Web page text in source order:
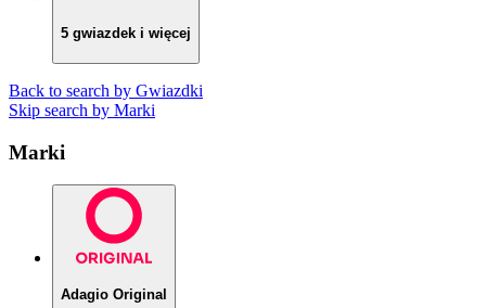
5 gwiazdek i więcej
Back to search by Gwiazdki
Skip search by Marki
Marki
Adagio Original